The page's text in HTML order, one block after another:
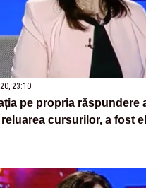
23:10
pe propria răspundere
cursurilor, a fost